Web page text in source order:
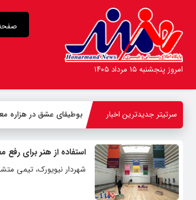
امروز پنجشنبه ۱۵ مرداد ۱۴۰۵
سرتیتر جدیدترین اخبار بوطیقای عشق در هزاره
استفاده از هنر برای
شهردار نیویورک، تیمی